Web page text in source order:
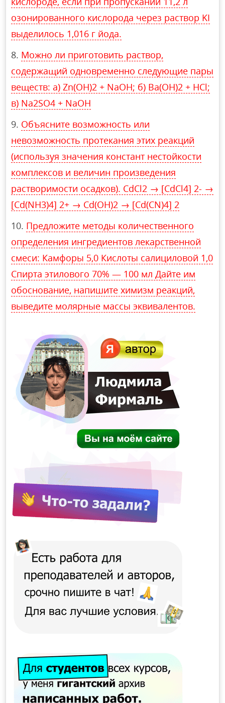
озонированного кислорода через раствор KI
выделилось 1,016 г йода.
Можно ли приготовить раствор,
содержащий одновременно следующие пары
веществ: a) Zn(OH)2 + NaOH; б) Ba(OH)2 + HCl;
в) Na2SO4 + NaOH
Объясните возможность или
невозможность протекания этих реакций
(используя значения констант нестойкости
комплексов и величин произведения
растворимости осадков). CdCl2 → [CdCl4] 2- →
[Cd(NH3)4] 2+ → Cd(OH)2 → [Cd(CN)4] 2
Предложите методы количественного
определения ингредиентов лекарственной
смеси: Камфоры 5,0 Кислоты салициловой 1,0
Спирта этилового 70% — 100 мл Дайте им
обоснование, напишите химизм реакций,
выведите молярные массы эквивалентов.